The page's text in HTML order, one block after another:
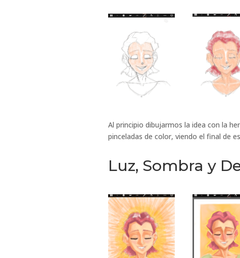
Al principio dibujarmos la idea con la
pinceladas de color, viendo el final de
Luz, Sombra y